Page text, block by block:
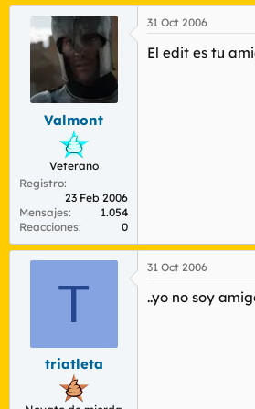
Valmont
Veterano
Registro
23 Feb 2006
Mensajes
1.054
Reacciones
0
31 Oct 2006
El edit es tu
T
triatleta
31 Oct 2006
..yo no soy